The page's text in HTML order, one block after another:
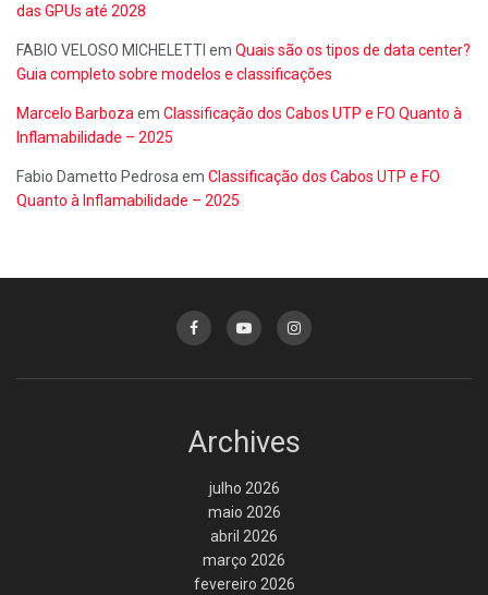
das GPUs até 2028
FABIO VELOSO MICHELETTI em Quais são os tipos de data center?
Guia completo sobre modelos e classificações
Marcelo Barboza em Classificação dos Cabos UTP e FO Quanto à
Inflamabilidade – 2025
Fabio Dametto Pedrosa em Classificação dos Cabos UTP e FO
Quanto à Inflamabilidade – 2025
Archives
julho 2026
maio 2026
abril 2026
março 2026
fevereiro 2026